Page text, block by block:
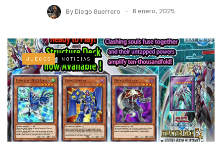
ByDiego Guerrero 6 enero, 2025
JUEGOS NOTICIAS